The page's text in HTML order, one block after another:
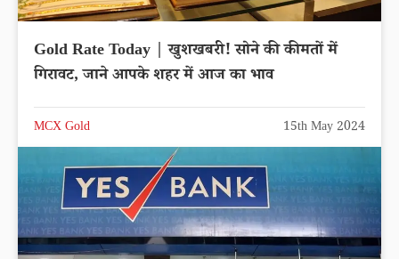
Gold Rate Today | खुशखबरी! सोने की कीमतों में
गिरावट, जाने आपके शहर में आज का भाव
MCX Gold 15th May 2024